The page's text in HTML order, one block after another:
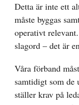
Detta är inte ett
måste byggas
operativt
slagord – det är
Våra förband
samtidigt som de
ställer krav på